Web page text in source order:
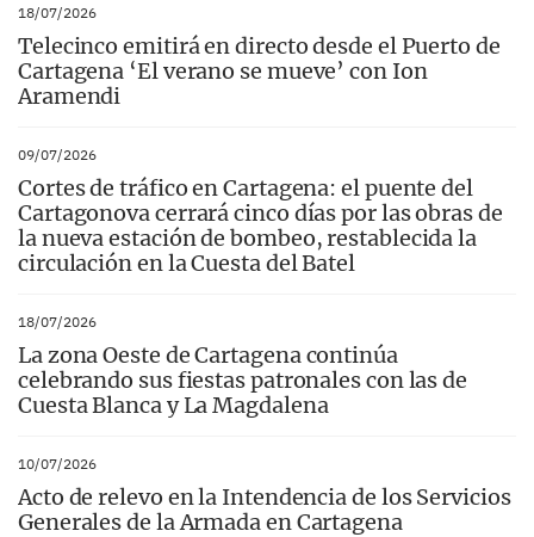
18/07/2026
Telecinco emitirá en directo desde el Puerto de
Cartagena ‘El verano se mueve’ con Ion
Aramendi
09/07/2026
Cortes de tráfico en Cartagena: el puente del
Cartagonova cerrará cinco días por las obras de
la nueva estación de bombeo, restablecida la
circulación en la Cuesta del Batel
18/07/2026
La zona Oeste de Cartagena continúa
celebrando sus fiestas patronales con las de
Cuesta Blanca y La Magdalena
10/07/2026
Acto de relevo en la Intendencia de los Servicios
Generales de la Armada en Cartagena